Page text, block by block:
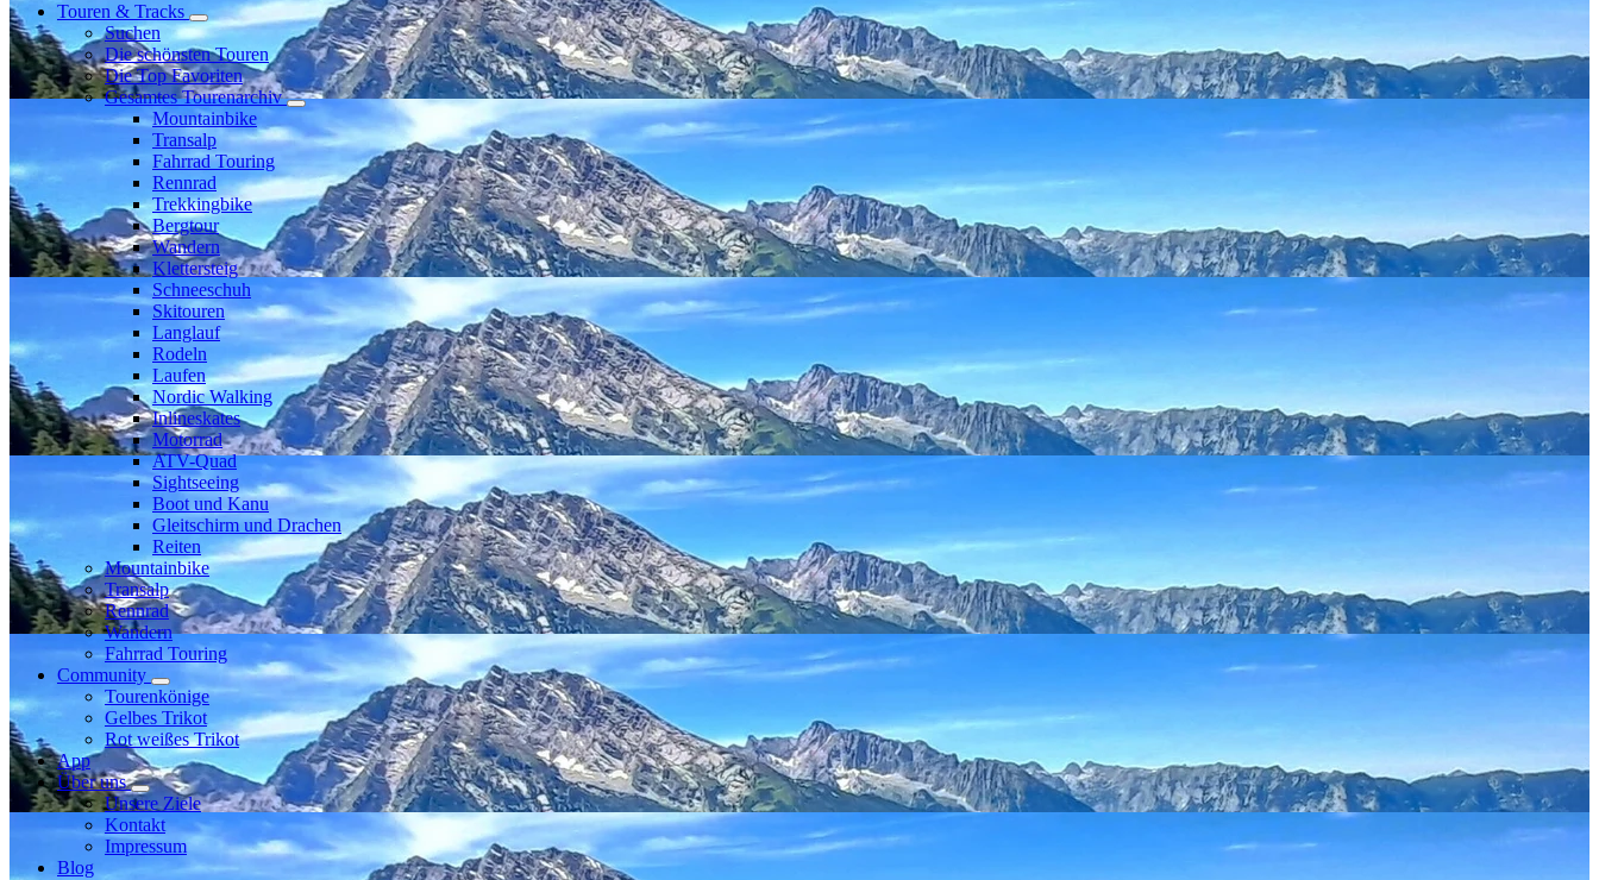
Touren & Tracks
Suchen
Die schönsten Touren
Die Top Favoriten
Gesamtes Tourenarchiv
Mountainbike
Transalp
Fahrrad Touring
Rennrad
Trekkingbike
Bergtour
Wandern
Klettersteig
Schneeschuh
Skitouren
Langlauf
Rodeln
Laufen
Nordic Walking
Inlineskates
Motorrad
ATV-Quad
Sightseeing
Boot und Kanu
Gleitschirm und Drachen
Reiten
Mountainbike
Transalp
Rennrad
Wandern
Fahrrad Touring
Community
Tourenkönige
Gelbes Trikot
Rot weißes Trikot
App
Über uns
Unsere Ziele
Kontakt
Impressum
Blog